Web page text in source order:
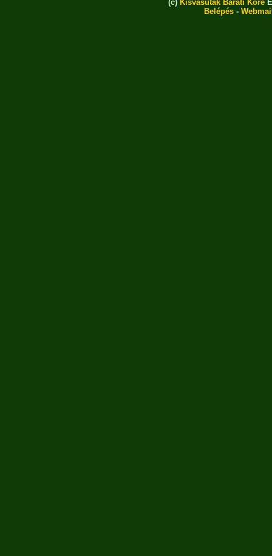
(c) Kisvasutak Baráti Köre
Belépés -